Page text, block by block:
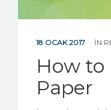
18 OCAK 2017 IN
How to
Paper